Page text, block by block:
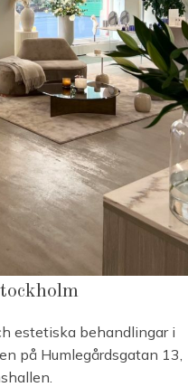
estetiska behandlingar i
på Humlegårdsgatan 13,